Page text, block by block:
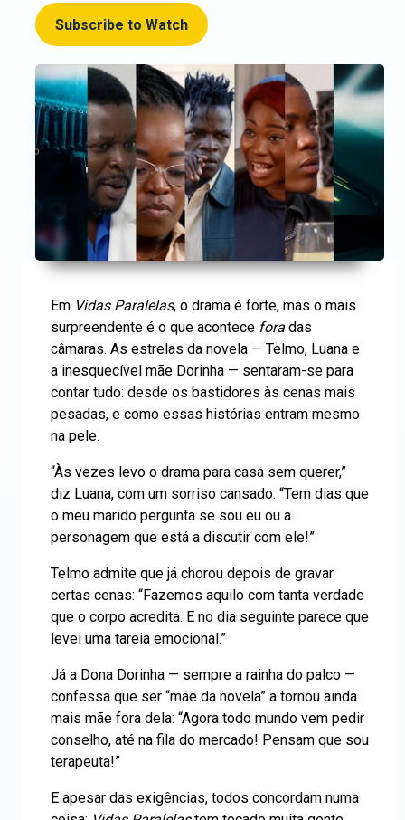
Subscribe to Watch
Em Vidas Paralelas, o drama é forte, mas o mais
surpreendente é o que acontece fora das
câmaras. As estrelas da novela — Telmo, Luana e
a inesquecível mãe Dorinha — sentaram-se para
contar tudo: desde os bastidores às cenas mais
pesadas, e como essas histórias entram mesmo
na pele.
“Às vezes levo o drama para casa sem querer,”
diz Luana, com um sorriso cansado. “Tem dias que
o meu marido pergunta se sou eu ou a
personagem que está a discutir com ele!”
Telmo admite que já chorou depois de gravar
certas cenas: “Fazemos aquilo com tanta verdade
que o corpo acredita. E no dia seguinte parece que
levei uma tareia emocional.”
Já a Dona Dorinha — sempre a rainha do palco —
confessa que ser “mãe da novela” a tornou ainda
mais mãe fora dela: “Agora todo mundo vem pedir
conselho, até na fila do mercado! Pensam que sou
terapeuta!”
E apesar das exigências, todos concordam numa